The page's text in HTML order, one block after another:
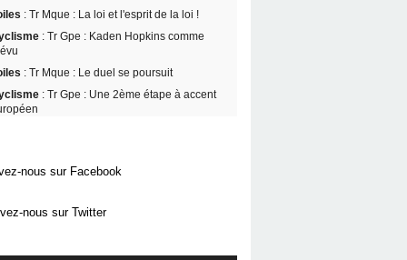
: Tr Mque : La loi et l'esprit de la loi !
: Tr Gpe : Kaden Hopkins comme
: Tr Mque : Le duel se poursuit
: Tr Gpe : Une 2ème étape à accent
nous sur Facebook
nous sur Twitter